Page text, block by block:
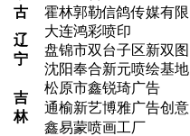
古
霍林郭勒信鸽传媒有限
辽
宁
大连鸿彩喷印
盘锦市双台子区新双图
沈阳奉合新元喷绘基地
吉
林
松原市鑫锐琦广告
通榆新艺博雅广告创意
鑫易蒙喷画工厂